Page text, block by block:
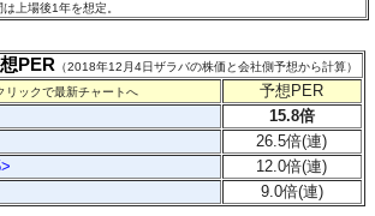
上場後1年を想定。
PER（2018年12月4日ザラバの株価と会社側予想から計算）
リックで最新チャートへ
予想PER
15.8倍
26.5倍(連)
12.0倍(連)
9.0倍(連)